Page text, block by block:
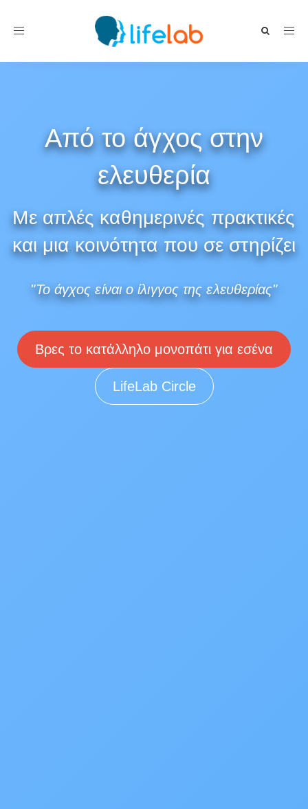
Toggle navigation
Από το άγχος στην
ελευθερία
Με απλές καθημερινές πρακτικές
και μια κοινότητα που σε στηρίζει
"Το άγχος είναι ο ίλιγγος της ελευθερίας"
Βρες το κατάλληλο μονοπάτι για εσένα
LifeLab Circle